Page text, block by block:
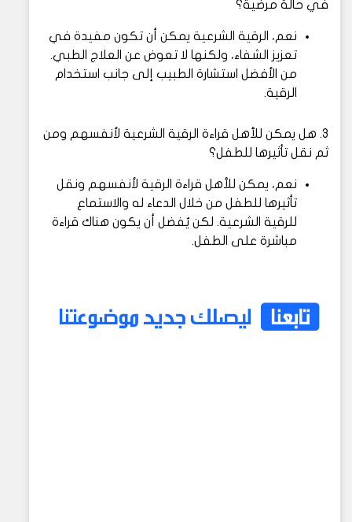
في حالة مرضية؟
نعم، الرقية الشرعية يمكن أن تكون مفيدة في
تعزيز الشفاء، ولكنها لا تعوض عن العلاج الطبي.
من الأفضل استشارة الطبيب إلى جانب استخدام
الرقية.
3. هل يمكن للأهل قراءة الرقية الشرعية لأنفسهم ومن
ثم نقل تأثيرها للطفل؟
نعم، يمكن للأهل قراءة الرقية لأنفسهم ونقل
تأثيرها للطفل من خلال الدعاء له والاستماع
للرقية الشرعية. لكن يُفضل أن يكون هناك قراءة
مباشرة على الطفل.